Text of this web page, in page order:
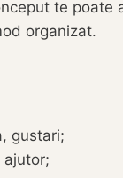
te poate
organizat.
gustari;
ajutor;